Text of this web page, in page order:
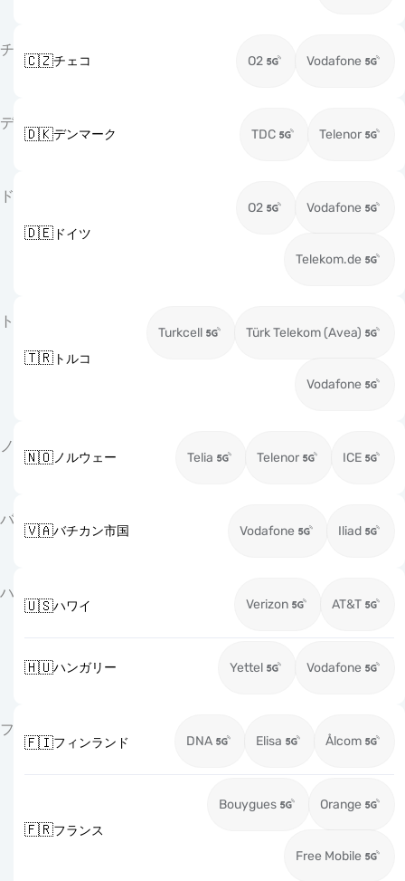
チ
🇨🇿チェコ O2 Vodafone
デ
🇩🇰デンマーク TDC Telenor
ド
🇩🇪ドイツ
O2 Vodafone
Telekom.de
ト
🇹🇷トルコ
Turkcell Türk Telekom (Avea)
Vodafone
ノ
🇳🇴ノルウェー Telia Telenor ICE
バ
🇻🇦バチカン市国 Vodafone Iliad
ハ
🇺🇸ハワイ Verizon AT&T
🇭🇺ハンガリー Yettel Vodafone
フ
🇫🇮フィンランド DNA Elisa Ålcom
🇫🇷フランス
Bouygues Orange
Free Mobile